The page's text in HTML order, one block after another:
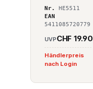
Nr.
HE5511
EAN
5411085720779
UVPCHF 19.90
Händlerpreis
nach Login